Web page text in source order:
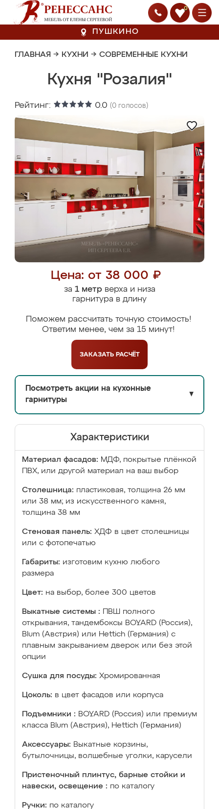
0
ПУШКИНО
ГЛАВНАЯ → КУХНИ → СОВРЕМЕННЫЕ КУХНИ
Кухня "Розалия"
Рейтинг: 0.0 (0 голосов)
Цена: от 38 000 ₽
за 1 метрверха и низа
гарнитура в длину
Поможем рассчитать точную стоимость!
Ответим менее, чем за 15 минут!
ЗАКАЗАТЬ РАСЧЁТ
Посмотреть акции на кухонные
гарнитуры
▼
Характеристики
Материал фасадов: МДФ, покрытые плёнкой
ПВХ, или другой материал на ваш выбор
Столешница: пластиковая, толщина 26 мм
или 38 мм; из искусственного камня,
толщина 38 мм
Стеновая панель: ХДФ в цвет столешницы
или с фотопечатью
Габариты: изготовим кухню любого
размера
Цвет: на выбор, более 300 цветов
Выкатные системы :
ПВШ полного
открывания, тандембоксы BOYARD (Россия),
Blum (Австрия) или Hettich (Германия) с
плавным закрыванием дверок или без этой
опции
Сушка для посуды: Хромированная
Цоколь: в цвет фасадов или корпуса
Подъемники : BOYARD (Россия) или премиум
класса Blum (Австрия), Hettich (Германия)
Аксессуары: Выкатные корзины,
бутылочницы, волшебные уголки, карусели
Пристеночный плинтус, барные стойки и
навески, освещение : по каталогу
Ручки: по каталогу